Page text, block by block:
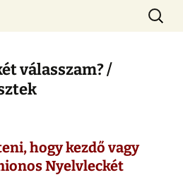
Nyelvleckék
válasszam? /
hogy kezdő vagy
Nyelvleckét